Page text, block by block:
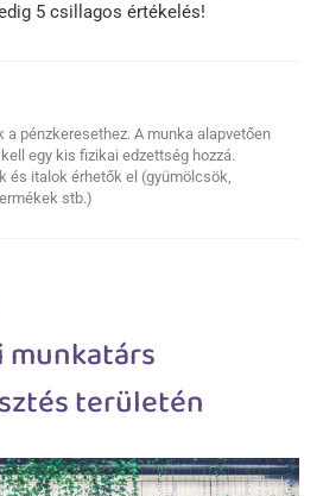
5 csillagos értékelés!
a pénzkeresethez. A munka alapvetően
egy kis fizikai edzettség hozzá.
és italok érhetők el (gyümölcsök,
stb.)
területén